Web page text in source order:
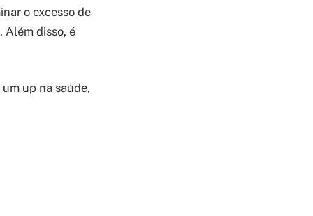
o excesso de
Além disso, é
up na saúde,